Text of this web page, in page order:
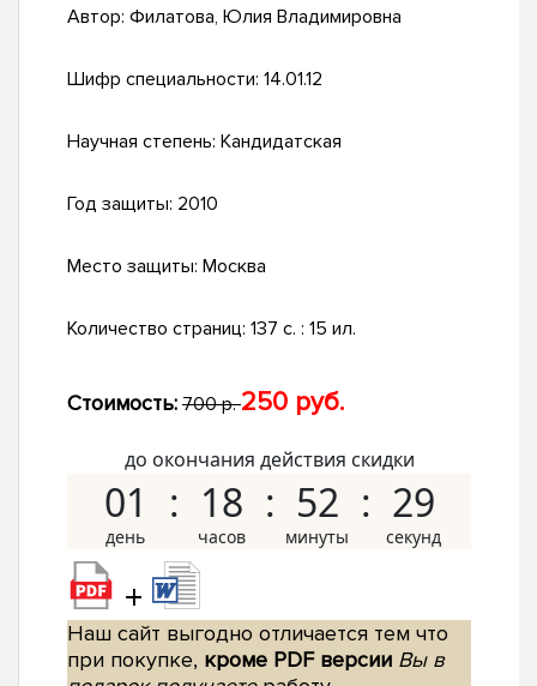
Автор: Филатова, Юлия Владимировна
Шифр специальности: 14.01.12
Научная степень: Кандидатская
Год защиты: 2010
Место защиты: Москва
Количество страниц: 137 с. : 15 ил.
Стоимость: 700 р.250 руб.
до окончания действия скидки
01 18 52 28
+
Наш сайт выгодно отличается тем что
при покупке, кроме PDF версии Вы в